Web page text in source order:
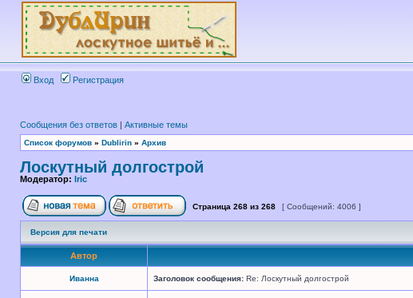
Вход Регистрация
Сообщения без ответов | Активные темы
Список форумов » Dublirin » Архив
Лоскутный долгострой
Модератор: Iric
Страница 268 из 268 [ Сообщений: 4006 ]
Версия для печати
Автор
Иванна Заголовок сообщения: Re: Лоскутный долгострой